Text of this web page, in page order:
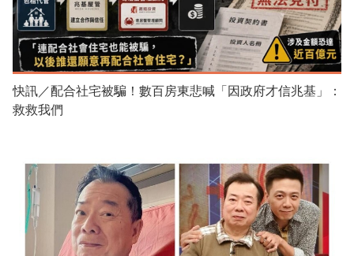
快訊／配合社宅被騙！數百房東悲喊「因政府才信兆基」：
救救我們